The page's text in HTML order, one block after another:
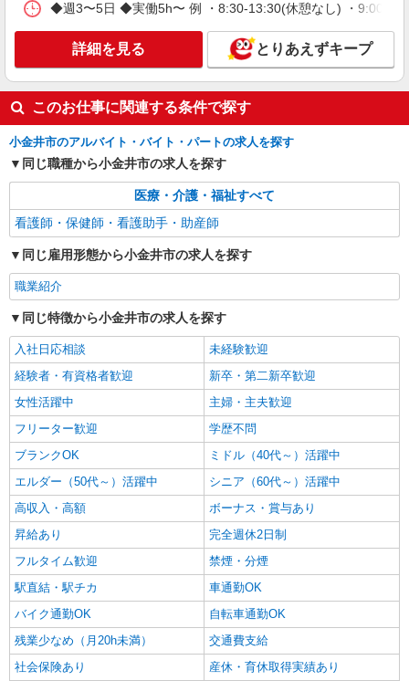
時給1600円〜2250円 ＜日払い有/週払い有/交
通費全支給(ガソリン代含む)＞
小金井市内
キープ 詳細を見る
派遣社員
株式会社kotrio /●TC-H-1883079
＜武蔵小金井駅＞綺麗な病院の看護助手
時給1600円〜2250円 ＜日払い有/週払い有/交
通費全支給(ガソリン代含む)＞
小金井市内
キープ 詳細を見る
職業紹介
株式会社kotrio /●YK-S-2078298
＼介護施設の看護師界隈でも大人気！／日勤の
みのデイサービス＊
時給2400円〜＜交通費全額支給(ガソリン代含
む)＞
キープ 詳細を見る
◆週3〜5日 ◆実働5h〜 例 ・8:30-13:30(休憩なし) ・9:00-
詳細を見る とりあえずキープ
このお仕事に関連する条件で探す
小金井市のアルバイト・バイト・パートの求人を探す
同じ職種から小金井市の求人を探す
医療・介護・福祉すべて
看護師・保健師・看護助手・助産師
同じ雇用形態から小金井市の求人を探す
職業紹介
同じ特徴から小金井市の求人を探す
入社日応相談
未経験歓迎
経験者・有資格者歓迎
新卒・第二新卒歓迎
女性活躍中
主婦・主夫歓迎
フリーター歓迎
学歴不問
ブランクOK
ミドル（40代～）活躍中
エルダー（50代～）活躍中
シニア（60代～）活躍中
高収入・高額
ボーナス・賞与あり
昇給あり
完全週休2日制
フルタイム歓迎
禁煙・分煙
駅直結・駅チカ
車通勤OK
バイク通勤OK
自転車通勤OK
残業少なめ（月20h未満）
交通費支給
社会保険あり
産休・育休取得実績あり